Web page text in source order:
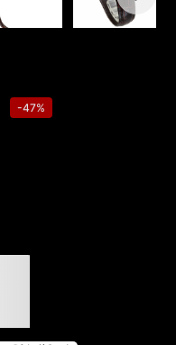
-47%